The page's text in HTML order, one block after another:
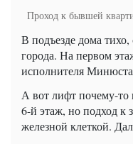
Проход к бывшей
В подъезде дома
города. На первом
исполнителя
А вот лифт почему-то
6-й этаж, но подход к
железной клеткой.